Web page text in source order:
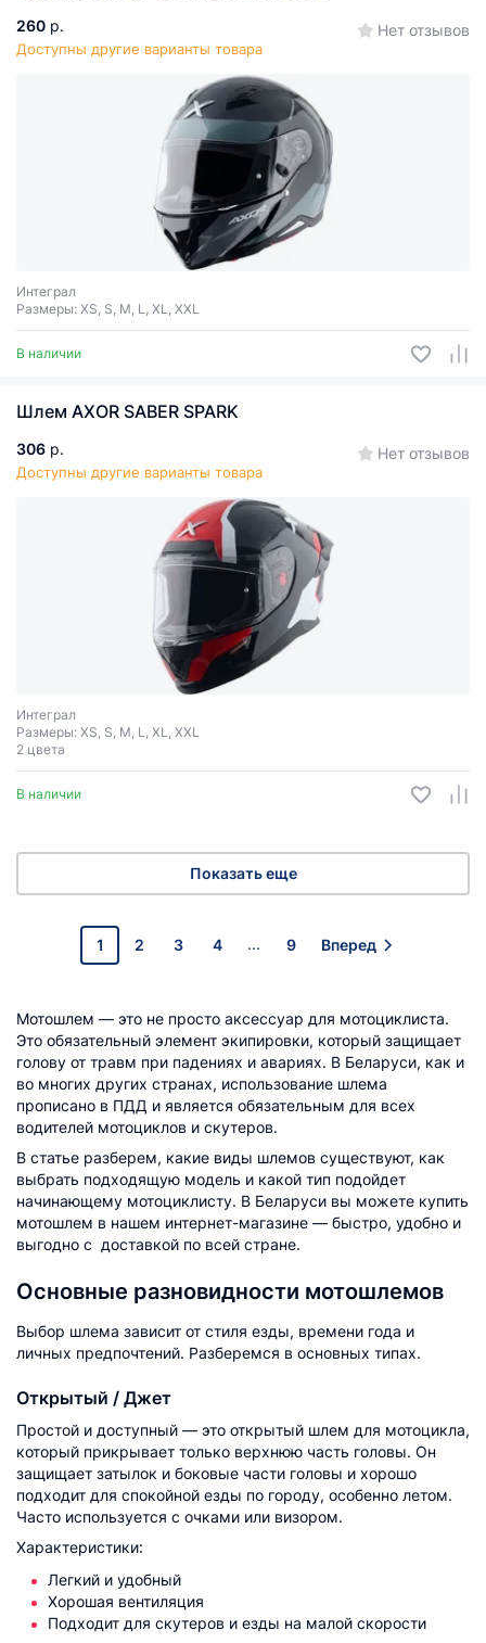
260 р.
Доступны другие варианты товара
Нет отзывов
Интеграл
Размеры: XS, S, M, L, XL, XXL
В наличии
Шлем AXOR SABER SPARK
306 р.
Доступны другие варианты товара
Нет отзывов
Интеграл
Размеры: XS, S, M, L, XL, XXL
2 цвета
В наличии
Показать еще
1 2 3 4 ... 9 Вперед
Мотошлем — это не просто аксессуар для мотоциклиста.
Это обязательный элемент экипировки, который защищает
голову от травм при падениях и авариях. В Беларуси, как и
во многих других странах, использование шлема
прописано в ПДД и является обязательным для всех
водителей мотоциклов и скутеров.
В статье разберем, какие виды шлемов существуют, как
выбрать подходящую модель и какой тип подойдет
начинающему мотоциклисту. В Беларуси вы можете купить
мотошлем в нашем интернет-магазине — быстро, удобно и
выгодно с доставкой по всей стране.
Основные разновидности мотошлемов
Выбор шлема зависит от стиля езды, времени года и
личных предпочтений. Разберемся в основных типах.
Открытый / Джет
Простой и доступный — это открытый шлем для мотоцикла,
который прикрывает только верхнюю часть головы. Он
защищает затылок и боковые части головы и хорошо
подходит для спокойной езды по городу, особенно летом.
Часто используется с очками или визором.
Характеристики:
Легкий и удобный
Хорошая вентиляция
Подходит для скутеров и езды на малой скорости